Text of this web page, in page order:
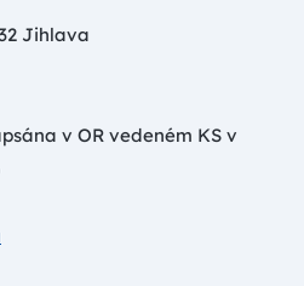
Jihlava
v OR vedeném KS v